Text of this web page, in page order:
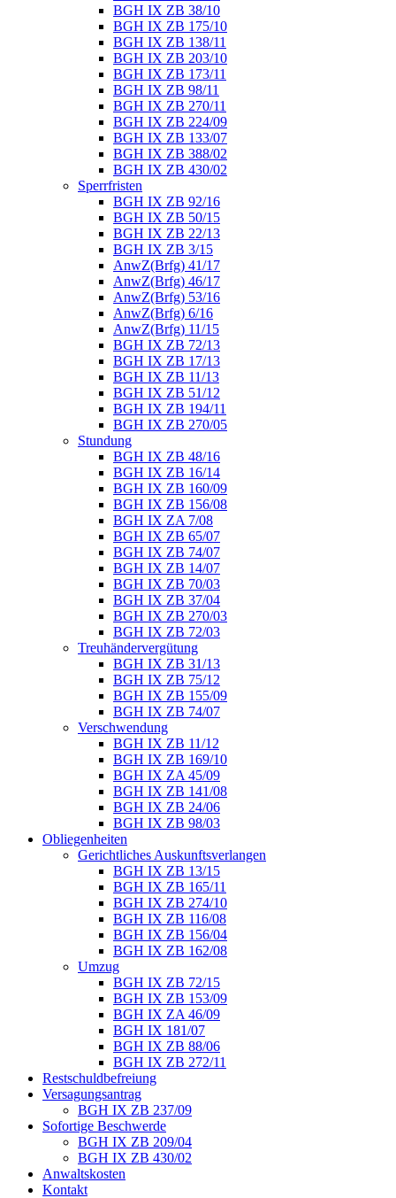
BGH IX ZB 38/10
BGH IX ZB 175/10
BGH IX ZB 138/11
BGH IX ZB 203/10
BGH IX ZB 173/11
BGH IX ZB 98/11
BGH IX ZB 270/11
BGH IX ZB 224/09
BGH IX ZB 133/07
BGH IX ZB 388/02
BGH IX ZB 430/02
Sperrfristen
BGH IX ZB 92/16
BGH IX ZB 50/15
BGH IX ZB 22/13
BGH IX ZB 3/15
AnwZ(Brfg) 41/17
AnwZ(Brfg) 46/17
AnwZ(Brfg) 53/16
AnwZ(Brfg) 6/16
AnwZ(Brfg) 11/15
BGH IX ZB 72/13
BGH IX ZB 17/13
BGH IX ZB 11/13
BGH IX ZB 51/12
BGH IX ZB 194/11
BGH IX ZB 270/05
Stundung
BGH IX ZB 48/16
BGH IX ZB 16/14
BGH IX ZB 160/09
BGH IX ZB 156/08
BGH IX ZA 7/08
BGH IX ZB 65/07
BGH IX ZB 74/07
BGH IX ZB 14/07
BGH IX ZB 70/03
BGH IX ZB 37/04
BGH IX ZB 270/03
BGH IX ZB 72/03
Treuhändervergütung
BGH IX ZB 31/13
BGH IX ZB 75/12
BGH IX ZB 155/09
BGH IX ZB 74/07
Verschwendung
BGH IX ZB 11/12
BGH IX ZB 169/10
BGH IX ZA 45/09
BGH IX ZB 141/08
BGH IX ZB 24/06
BGH IX ZB 98/03
Obliegenheiten
Gerichtliches Auskunftsverlangen
BGH IX ZB 13/15
BGH IX ZB 165/11
BGH IX ZB 274/10
BGH IX ZB 116/08
BGH IX ZB 156/04
BGH IX ZB 162/08
Umzug
BGH IX ZB 72/15
BGH IX ZB 153/09
BGH IX ZA 46/09
BGH IX 181/07
BGH IX ZB 88/06
BGH IX ZB 272/11
Restschuldbefreiung
Versagungsantrag
BGH IX ZB 237/09
Sofortige Beschwerde
BGH IX ZB 209/04
BGH IX ZB 430/02
Anwaltskosten
Kontakt